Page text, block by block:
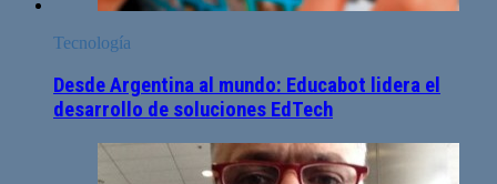
Tecnología
Desde Argentina al mundo: Educabot lidera el
desarrollo de soluciones EdTech